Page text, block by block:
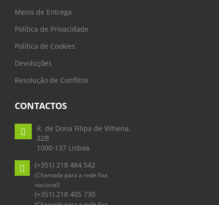
Meios de Entrega
Politica de Privacidade
Política de Cookies
Devoluções
Resolução de Conflitos
CONTACTOS
R. de Dona Filipa de Vilhena,
32B
1000-137 Lisboa
(+351) 218 484 542
(Chamada para a rede fixa
nacional)
(+351) 218 405 730